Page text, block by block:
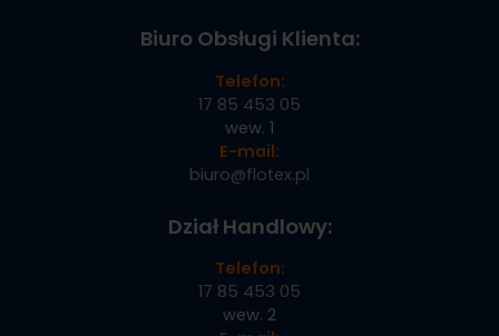
Biuro Obsługi Klienta:
Telefon:
17 85 453 05
wew. 1
E-mail:
biuro@flotex.pl
Dział Handlowy:
Telefon:
17 85 453 05
wew. 2